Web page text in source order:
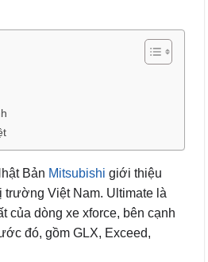
Bản Mitsubishi giới thiệu
trường Việt Nam. Ultimate là
của dòng xe xforce, bên cạnh
đó, gồm GLX, Exceed,